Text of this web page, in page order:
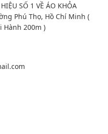
SỐ 1 VỀ ÁO KHỎA
Phú Thọ, Hồ Chí Minh (
Hành 200m )